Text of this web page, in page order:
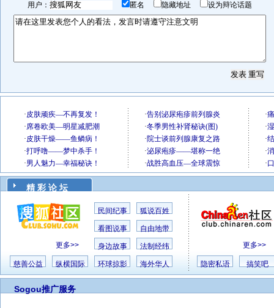
用户： 匿名 隐藏地址 设为辩论话题
精 彩 论 坛
更多>>
民间纪事 狐说百姓
看图说事 自由地带
身边故事 法制经纬
慈善公益 纵横国际 环球掠影 海外华人
更多>>
隐密私语 搞笑吧
Sogou推广服务